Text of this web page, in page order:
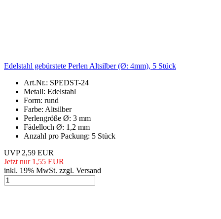
Edelstahl gebürstete Perlen Altsilber (Ø: 4mm), 5 Stück
Art.Nr.: SPEDST-24
Metall: Edelstahl
Form: rund
Farbe: Altsilber
Perlengröße Ø: 3 mm
Fädelloch Ø: 1,2 mm
Anzahl pro Packung: 5 Stück
UVP 2,59 EUR
Jetzt nur 1,55 EUR
inkl. 19% MwSt. zzgl. Versand